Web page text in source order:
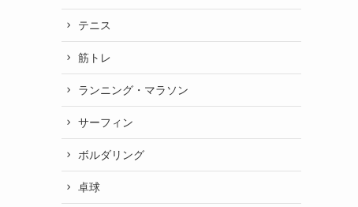
テニス
筋トレ
ランニング・マラソン
サーフィン
ボルダリング
卓球